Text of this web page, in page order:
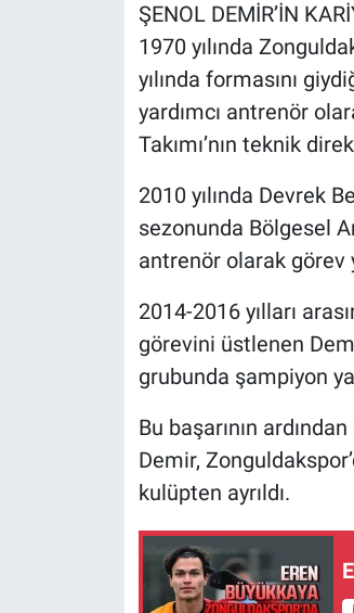
ŞENOL DEMİR’İN
1970 yılında
yılında formasını
yardımcı antrenör
Takımı’nın teknik
2010 yılında Devrek
sezonunda Bölgesel
antrenör olarak görev
2014-2016 yılları
görevini üstlenen
grubunda şampiyon
Bu başarının
Demir,
kulüpten ayrıldı.